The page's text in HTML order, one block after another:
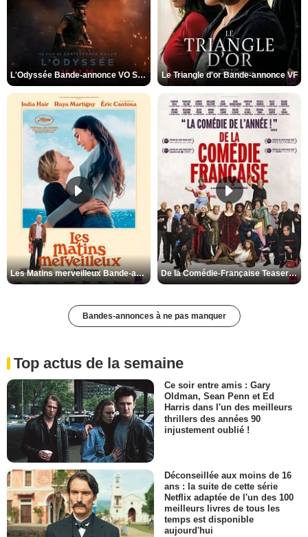
L'Odyssée Bande-annonce VO STFR Le Triangle d'or Bande-annonce VF
Les Matins merveilleux Bande-annonce VF De la Comédie-Française Teaser VF
Bandes-annonces à ne pas manquer
Top actus de la semaine
Ce soir entre amis : Gary
Oldman, Sean Penn et Ed
Harris dans l'un des meilleurs
thrillers des années 90
injustement oublié !
Déconseillée aux moins de 16
ans : la suite de cette série
Netflix adaptée de l'un des 100
meilleurs livres de tous les
temps est disponible
aujourd'hui